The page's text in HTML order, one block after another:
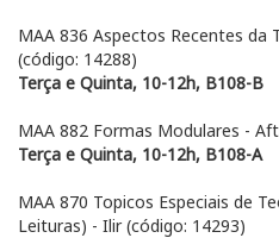
MAA 836 Aspectos Recentes da
(código: 14288)
Terça e Quinta, 10-12h, B108-B
MAA 882 Formas Modulares -
Terça e Quinta, 10-12h, B108-A
MAA 870 Topicos Especiais de
Leituras) - Ilir (código: 14293)